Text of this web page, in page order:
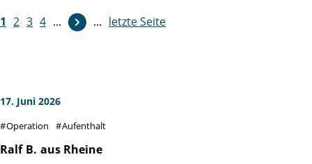
1 2 3 4 ... ... letzte Seite
17. Juni 2026
Operation Aufenthalt
Ralf B. aus Rheine